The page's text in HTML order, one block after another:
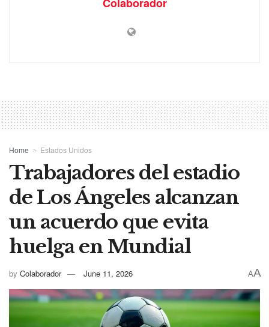
Home Estados Unidos
Trabajadores del estadio
de Los Ángeles alcanzan
un acuerdo que evita
huelga en Mundial
by Colaborador June 11, 2026 AA